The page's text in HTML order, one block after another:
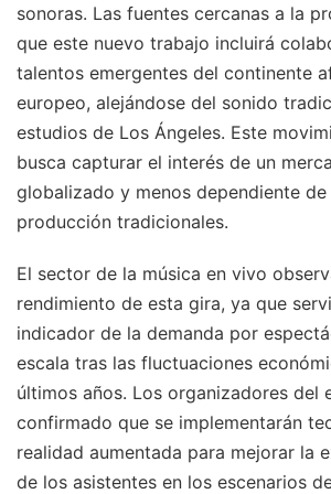
sonoras. Las fuentes cercanas a la
que este nuevo trabajo incluirá
talentos emergentes del continente
europeo, alejándose del sonido
estudios de Los Ángeles. Este
busca capturar el interés de un
globalizado y menos dependiente
producción tradicionales.
El sector de la música en vivo
rendimiento de esta gira, ya que
indicador de la demanda por
escala tras las fluctuaciones
últimos años. Los organizadores del
confirmado que se implementarán
realidad aumentada para mejorar la
de los asistentes en los escenarios